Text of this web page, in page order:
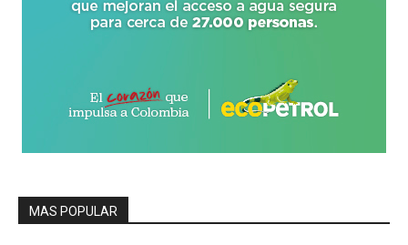
MAS POPULAR